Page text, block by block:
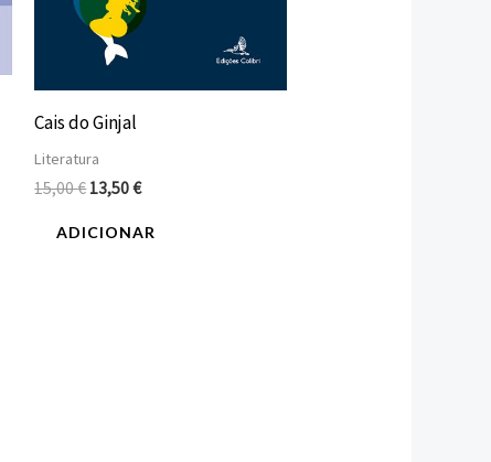
Cais do Ginjal
Literatura
15,00€13,50€
ADICIONAR